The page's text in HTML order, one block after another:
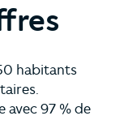
habitants
avec 97 % de